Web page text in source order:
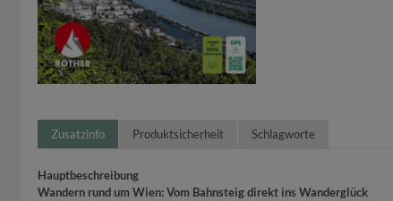
Zusatzinfo Produktsicherheit Schlagworte
Hauptbeschreibung
Wandern rund um Wien: Vom Bahnsteig direkt ins Wanderglück